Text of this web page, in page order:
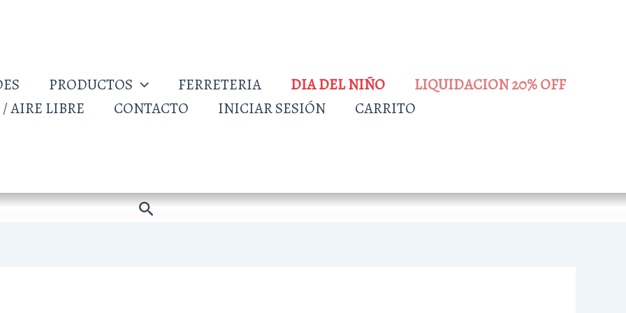
PRODUCTOS FERRETERIA DIA DEL NIÑO
LIQUIDACION 20% OFF
AIRE LIBRE
CONTACTO INICIAR SESIÓN CARRITO
Buscar